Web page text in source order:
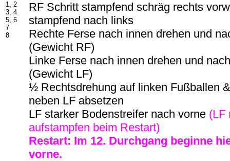
1, 2
3, 4
5, 6
7
8
RF Schritt stampfend schräg rechts
stampfend nach links
Rechte Ferse nach innen drehen und
(Gewicht RF)
Linke Ferse nach innen drehen und
(Gewicht LF)
½ Rechtsdrehung auf linken Fußballen
neben LF absetzen
LF starker Bodenstreifer nach vorne (LF
aufstampfen beim Restart)
Restart: Im 12. Durchgang beginne
vorne.